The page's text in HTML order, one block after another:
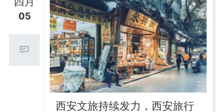
05
西安文旅持续发力，西安旅行